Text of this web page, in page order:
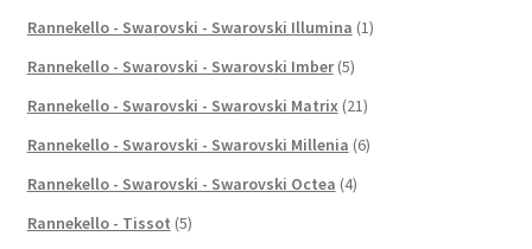
Rannekello - Swarovski - Swarovski Illumina (1)
Rannekello - Swarovski - Swarovski Imber (5)
Rannekello - Swarovski - Swarovski Matrix (21)
Rannekello - Swarovski - Swarovski Millenia (6)
Rannekello - Swarovski - Swarovski Octea (4)
Rannekello - Tissot (5)